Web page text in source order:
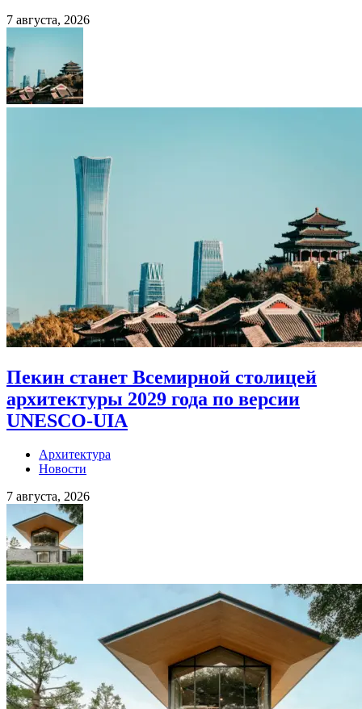
7 августа, 2026
Пекин станет Всемирной столицей
архитектуры 2029 года по версии
UNESCO-UIA
Архитектура
Новости
7 августа, 2026